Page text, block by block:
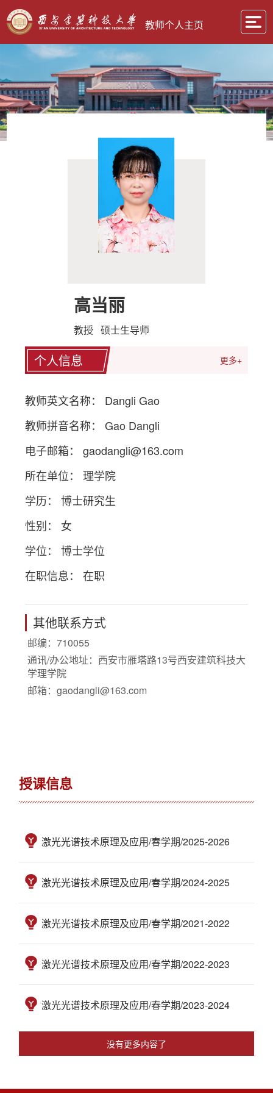
教师个人主页
高当丽
教授 硕士生导师
个人信息 更多+
教师英文名称： Dangli Gao
教师拼音名称： Gao Dangli
电子邮箱：gaodangli@163.com
所在单位： 理学院
学历： 博士研究生
性别： 女
学位： 博士学位
在职信息： 在职
其他联系方式
邮编： 710055
通讯/办公地址： 西安市雁塔路13号西安建筑科技大
学理学院
邮箱： gaodangli@163.com
授课信息
激光光谱技术原理及应用/春学期/2025-2026
激光光谱技术原理及应用/春学期/2024-2025
激光光谱技术原理及应用/春学期/2021-2022
激光光谱技术原理及应用/春学期/2022-2023
激光光谱技术原理及应用/春学期/2023-2024
没有更多内容了